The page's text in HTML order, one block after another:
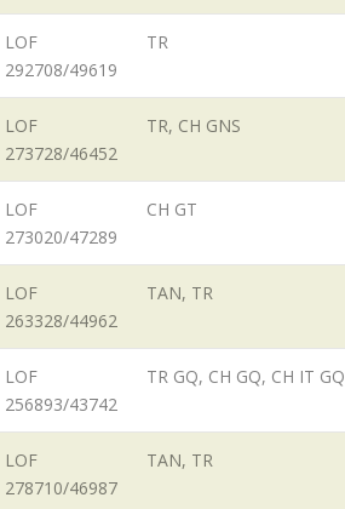
LOF
292708/49619
TR
LOF
273728/46452
TR, CH GNS
LOF
273020/47289
CH GT
LOF
263328/44962
TAN, TR
LOF
256893/43742
TR GQ, CH GQ, CH IT GQ
LOF
278710/46987
TAN, TR